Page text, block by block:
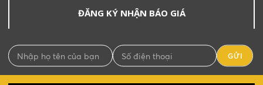
ĐĂNG KÝ NHẬN BÁO GIÁ
GỬI